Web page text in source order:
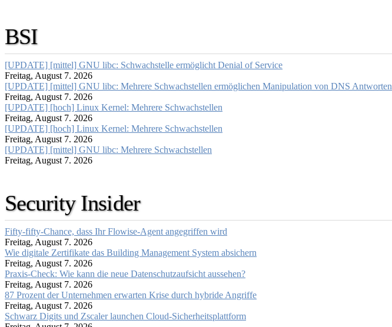
BSI
[UPDATE] [mittel] GNU libc: Schwachstelle ermöglicht Denial of Service
Freitag, August 7. 2026
[UPDATE] [mittel] GNU libc: Mehrere Schwachstellen ermöglichen Manipulation von DNS Antworten
Freitag, August 7. 2026
[UPDATE] [hoch] Linux Kernel: Mehrere Schwachstellen
Freitag, August 7. 2026
[UPDATE] [hoch] Linux Kernel: Mehrere Schwachstellen
Freitag, August 7. 2026
[UPDATE] [mittel] GNU libc: Mehrere Schwachstellen
Freitag, August 7. 2026
Security Insider
Fifty-fifty-Chance, dass Ihr Flowise-Agent angegriffen wird
Freitag, August 7. 2026
Wie digitale Zertifikate das Building Management System absichern
Freitag, August 7. 2026
Praxis-Check: Wie kann die neue Datenschutzaufsicht aussehen?
Freitag, August 7. 2026
87 Prozent der Unternehmen erwarten Krise durch hybride Angriffe
Freitag, August 7. 2026
Schwarz Digits und Zscaler launchen Cloud-Sicherheitsplattform